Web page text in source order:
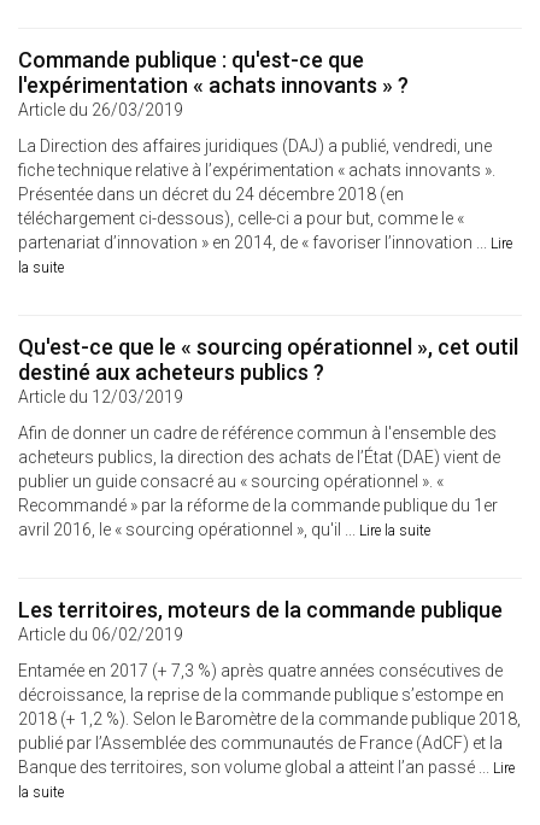
Commande publique : qu'est-ce que
l'expérimentation « achats innovants » ?
Article du 26/03/2019
La Direction des affaires juridiques (DAJ) a publié, vendredi, une
fiche technique relative à l’expérimentation « achats innovants ».
Présentée dans un décret du 24 décembre 2018 (en
téléchargement ci-dessous), celle-ci a pour but, comme le «
partenariat d’innovation » en 2014, de « favoriser l’innovation ... Lire
la suite
Qu'est-ce que le « sourcing opérationnel », cet outil
destiné aux acheteurs publics ?
Article du 12/03/2019
Afin de donner un cadre de référence commun à l'ensemble des
acheteurs publics, la direction des achats de l’État (DAE) vient de
publier un guide consacré au « sourcing opérationnel ». «
Recommandé » par la réforme de la commande publique du 1er
avril 2016, le « sourcing opérationnel », qu'il ... Lire la suite
Les territoires, moteurs de la commande publique
Article du 06/02/2019
Entamée en 2017 (+ 7,3 %) après quatre années consécutives de
décroissance, la reprise de la commande publique s’estompe en
2018 (+ 1,2 %). Selon le Baromètre de la commande publique 2018,
publié par l’Assemblée des communautés de France (AdCF) et la
Banque des territoires, son volume global a atteint l’an passé ... Lire
la suite